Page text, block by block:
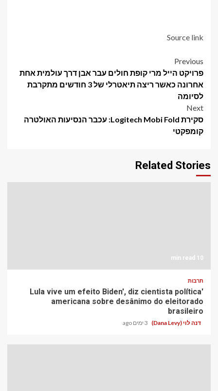
Source link
Post
navigation
Previous
פרויקט הייל מרי קופת חולים עבר אבן דרך עולמית אחת
אחרונה כאשר ריצה תיאטרלי של 3 חודשים מתקרבת
לסיומה
Next
סקירת Logitech Mobi Fold: עכבר הנסיעות האולטרה
קומפקטי
Related Stories
10 min read
תרבות
'Lula vive um efeito Biden', diz cientista política
americana sobre desânimo do eleitorado
brasileiro
דנה לוי (Dana Levy) 3 ימים ago